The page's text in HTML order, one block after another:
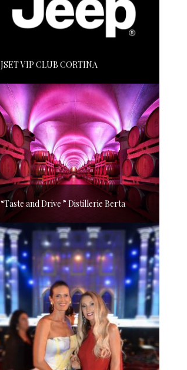
JSET VIP CLUB CORTINA
“Taste and Drive ” Distillerie Berta